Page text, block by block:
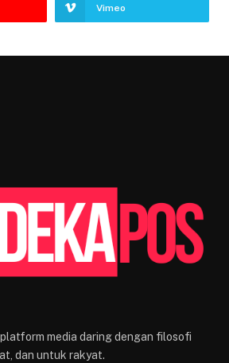
Vimeo
media daring dengan filosofi
dan untuk rakyat.